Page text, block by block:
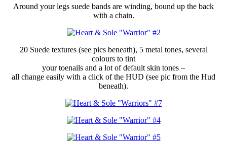
Around your legs suede bands are winding, bound up the back
with a chain.
20 Suede textures (see pics beneath), 5 metal tones, several
colours to tint
your toenails and a lot of default skin tones –
all change easily with a click of the HUD (see pic from the Hud
beneath).